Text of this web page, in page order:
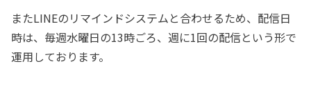
またLINEのリマインドシステムと合わせるため、配信日
時は、毎週水曜日の13時ごろ、週に1回の配信という形で
運用しております。